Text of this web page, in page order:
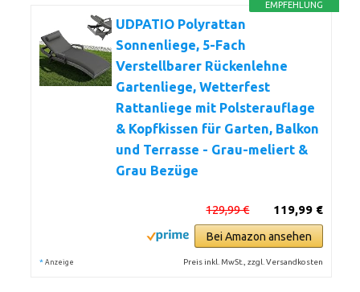
EMPFEHLUNG
UDPATIO Polyrattan
Sonnenliege, 5-Fach
Verstellbarer Rückenlehne
Gartenliege, Wetterfest
Rattanliege mit Polsterauflage
& Kopfkissen für Garten, Balkon
und Terrasse - Grau-meliert &
Grau Bezüge
119,99 €
129,99 €
Bei Amazon ansehen
* Anzeige Preis inkl. MwSt., zzgl. Versandkosten